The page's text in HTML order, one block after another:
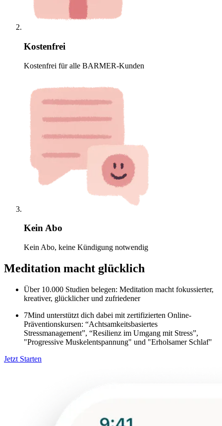
Kostenfrei
Kostenfrei für alle BARMER-Kunden
Kein Abo
Kein Abo, keine Kündigung notwendig
Meditation macht glücklich
Über 10.000 Studien belegen: Meditation macht fokussierter,
kreativer, glücklicher und zufriedener
7Mind unterstützt dich dabei mit zertifizierten Online-
Präventionskursen: “Achtsamkeitsbasiertes
Stressmanagement”, “Resilienz im Umgang mit Stress”,
"Progressive Muskelentspannung" und "Erholsamer Schlaf"
Jetzt Starten